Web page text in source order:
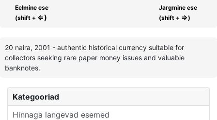
Kategooriad
Hinnaga langevad esemed
Eelmine ese
(shift + ⇐)
Jargmine ese
(shift + ⇒)
20 naira, 2001 - authentic historical currency suitable for
collectors seeking rare paper money issues and valuable
banknotes.